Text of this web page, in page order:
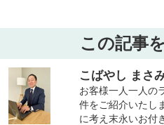
この記事
こばやし まさ
お客様一人一人の
件をご紹介いたし
に考え末永いお付